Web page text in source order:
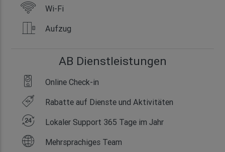
Wi-Fi
Aufzug
AB Dienstleistungen
Online Check-in
Rabatte auf Dienste und Aktivitäten
Lokaler Support 365 Tage im Jahr
Mehrsprachiges Team